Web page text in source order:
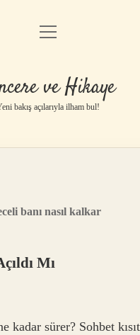
Anasayfa
Yasal Uyarı
menüyü
ve Hikaye
bakış açılarıyla ilham bul!
banı nasıl kalkar
Mı
kadar sürer? Sohbet